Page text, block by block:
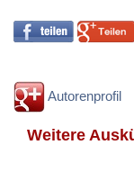
Autorenprofil
Weitere